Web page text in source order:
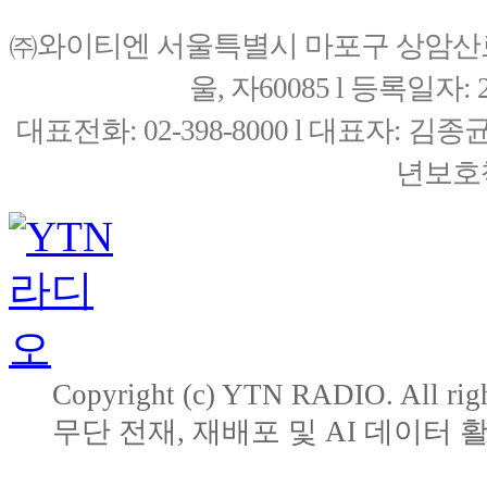
㈜와이티엔 서울특별시 마포구 상암
울, 자60085 l 등록일자:
대표전화: 02-398-8000 l 대표자: 김종
년보
Copyright (c) YTN RADIO. All
무단 전재, 재배포 및 AI 데이터